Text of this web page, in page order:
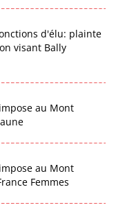
d'élu: plainte
visant Bally
au Mont
au Mont
Femmes